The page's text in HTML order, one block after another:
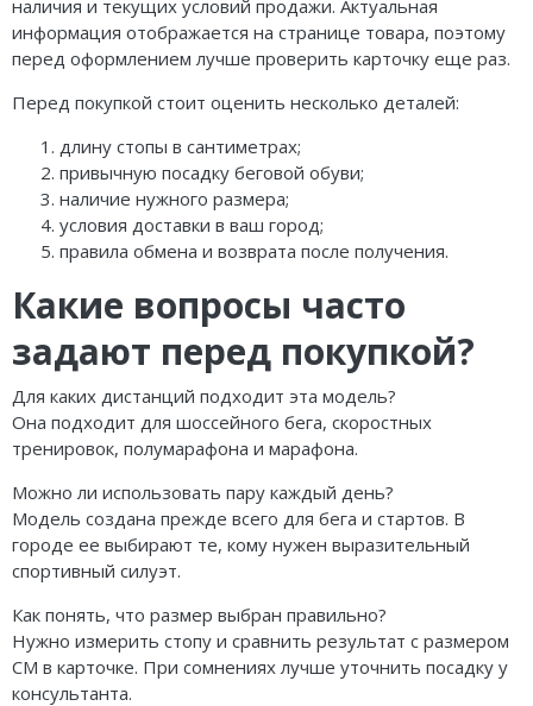
наличия и текущих условий продажи. Актуальная
информация отображается на странице товара, поэтому
перед оформлением лучше проверить карточку еще раз.
Перед покупкой стоит оценить несколько деталей:
длину стопы в сантиметрах;
привычную посадку беговой обуви;
наличие нужного размера;
условия доставки в ваш город;
правила обмена и возврата после получения.
Какие вопросы часто
задают перед покупкой?
Для каких дистанций подходит эта модель?
Она подходит для шоссейного бега, скоростных
тренировок, полумарафона и марафона.
Можно ли использовать пару каждый день?
Модель создана прежде всего для бега и стартов. В
городе ее выбирают те, кому нужен выразительный
спортивный силуэт.
Как понять, что размер выбран правильно?
Нужно измерить стопу и сравнить результат с размером
CM в карточке. При сомнениях лучше уточнить посадку у
консультанта.